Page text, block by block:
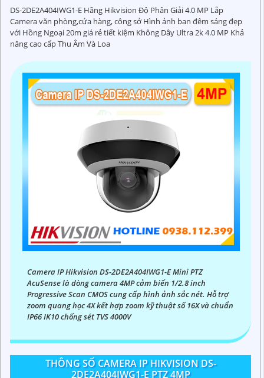
DS-2DE2A404IWG1-E Hãng Hikvision Độ Phân Giải 4.0 MP Lắp
Camera văn phòng,cửa hàng, công sở Hình ảnh ban đêm sáng đẹp
với Hồng Ngoại 20m giá rẻ tiết kiệm Không Dây Ultra 2k 4.0 MP Khả
năng cao cấp Thu Âm Và Loa
Camera IP Hikvision DS-2DE2A404IWG1-E Mini PTZ
AcuSense là dòng camera 4MP cảm biến 1/2.8 inch
Progressive Scan CMOS cung cấp hình ảnh sắc nét. Hỗ trợ
zoom quang học 4X kết hợp zoom kỹ thuật số 16X và chuẩn
IP66 IK10 chống sét TVS 4000V
THÔNG SỐ CAMERA IP HIKVISION DS-
2DE2A404IWG1-E PTZ 4MP